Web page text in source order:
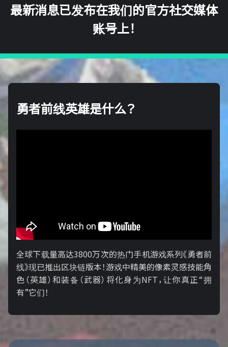
最新消息已发布在我们的官方社交媒体
账号上！
勇者前线英雄是什么？
全球下载量高达3800万次的热门手机游戏系列《勇者前
线》现已推出区块链版本！游戏中精美的像素灵感技能角
色（英雄）和装备（武器）将化身为NFT，让你真正“拥
有”它们！